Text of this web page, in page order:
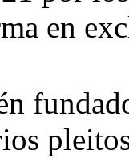
en